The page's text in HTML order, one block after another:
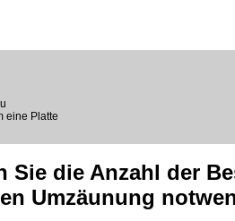
eine Platte
Sie die Anzahl der
Umzäunung